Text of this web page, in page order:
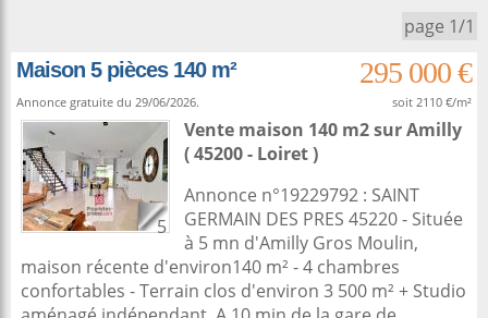
page 1/1
Maison 5 pièces 140 m²
295 000 €
Annonce gratuite du 29/06/2026. soit 2110 €/m²
5
Vente maison 140 m2surAmilly
( 45200 - Loiret )
Annonce n°19229792 : SAINT
GERMAIN DES PRES 45220 - Située
à 5 mn d'Amilly Gros Moulin,
maison récente d'environ140 m² - 4 chambres
confortables - Terrain clos d'environ 3 500 m² + Studio